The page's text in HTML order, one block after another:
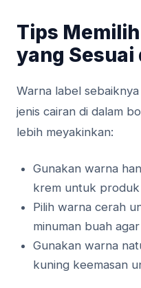
Tips
yang Sesuai
Warna label
jenis cairan di dalam
lebih meyakinkan:
Gunakan warna
krem untuk produk
Pilih warna cerah
minuman buah
Gunakan warna
kuning keemasan